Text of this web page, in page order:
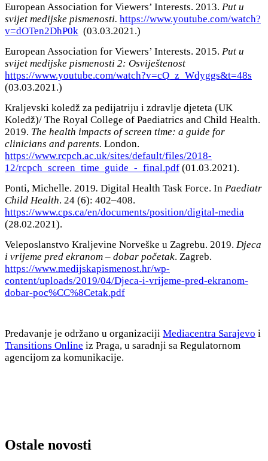
European Association for Viewers’ Interests. 2013. Put u
svijet medijske pismenosti. https://www.youtube.com/watch?
v=dOTen2DhP0k (03.03.2021.)
European Association for Viewers’ Interests. 2015. Put u
svijet medijske pismenosti 2: Osviještenost
https://www.youtube.com/watch?v=cQ_z_Wdyggs&t=48s
(03.03.2021.)
Kraljevski koledž za pedijatriju i zdravlje djeteta (UK
Koledž)/ The Royal College of Paediatrics and Child Health.
2019. The health impacts of screen time: a guide for
clinicians and parents. London.
https://www.rcpch.ac.uk/sites/default/files/2018-
12/rcpch_screen_time_guide_-_final.pdf (01.03.2021).
Ponti, Michelle. 2019. Digital Health Task Force. In Paediatr
Child Health. 24 (6): 402–408.
https://www.cps.ca/en/documents/position/digital-media
(28.02.2021).
Veleposlanstvo Kraljevine Norveške u Zagrebu. 2019. Djeca
i vrijeme pred ekranom – dobar početak. Zagreb.
https://www.medijskapismenost.hr/wp-
content/uploads/2019/04/Djeca-i-vrijeme-pred-ekranom-
dobar-poc%CC%8Cetak.pdf
Predavanje je održano u organizaciji Mediacentra Sarajevo i
Transitions Online iz Praga, u saradnji sa Regulatornom
agencijom za komunikacije.
Ostale novosti